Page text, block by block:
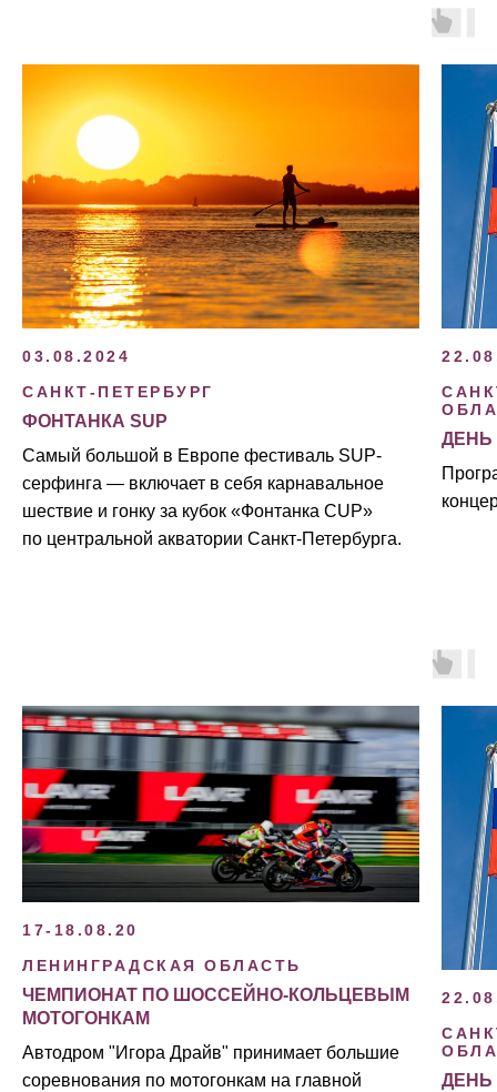
03.08.2024
САНКТ-ПЕТЕРБУРГ
ФОНТАНКА SUP
Самый большой в Европе фестиваль SUP-
серфинга — включает в себя карнавальное
шествие и гонку за кубок «Фонтанка CUP»
по центральной акватории Санкт-Петербурга.
ДЕНЬ
17-18.08.20
ЛЕНИНГРАДСКАЯ ОБЛАСТЬ
ЧЕМПИОНАТ ПО ШОССЕЙНО-КОЛЬЦЕВЫМ
МОТОГОНКАМ
Автодром "Игора Драйв" принимает большие
соревнования по мотогонкам на главной
ДЕНЬ